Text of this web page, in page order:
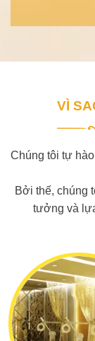
VÌ
Chúng tôi tự
Bởi thế, chúng
tưởng và